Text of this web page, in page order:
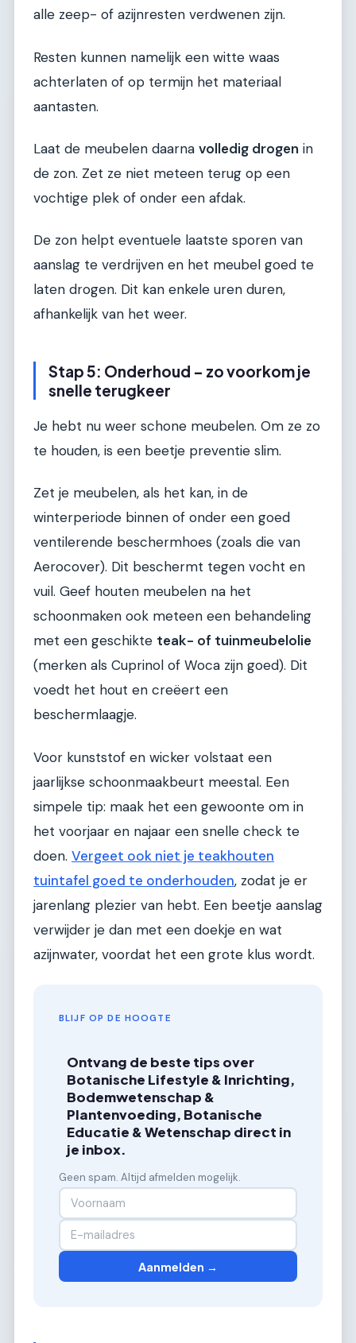
alle zeep- of azijnresten verdwenen zijn.
Resten kunnen namelijk een witte waas
achterlaten of op termijn het materiaal
aantasten.
Laat de meubelen daarna volledig drogen in
de zon. Zet ze niet meteen terug op een
vochtige plek of onder een afdak.
De zon helpt eventuele laatste sporen van
aanslag te verdrijven en het meubel goed te
laten drogen. Dit kan enkele uren duren,
afhankelijk van het weer.
Stap 5: Onderhoud – zo voorkom je
snelle terugkeer
Je hebt nu weer schone meubelen. Om ze zo
te houden, is een beetje preventie slim.
Zet je meubelen, als het kan, in de
winterperiode binnen of onder een goed
ventilerende beschermhoes (zoals die van
Aerocover). Dit beschermt tegen vocht en
vuil. Geef houten meubelen na het
schoonmaken ook meteen een behandeling
met een geschikte teak- of tuinmeubelolie
(merken als Cuprinol of Woca zijn goed). Dit
voedt het hout en creëert een
beschermlaagje.
Voor kunststof en wicker volstaat een
jaarlijkse schoonmaakbeurt meestal. Een
simpele tip: maak het een gewoonte om in
het voorjaar en najaar een snelle check te
doen. Vergeet ook niet je teakhouten
tuintafel goed te onderhouden, zodat je er
jarenlang plezier van hebt. Een beetje aanslag
verwijder je dan met een doekje en wat
azijnwater, voordat het een grote klus wordt.
BLIJF OP DE HOOGTE
Ontvang de beste tips over
Botanische Lifestyle & Inrichting,
Bodemwetenschap &
Plantenvoeding, Botanische
Educatie & Wetenschap direct in
je inbox.
Geen spam. Altijd afmelden mogelijk.
Aanmelden →